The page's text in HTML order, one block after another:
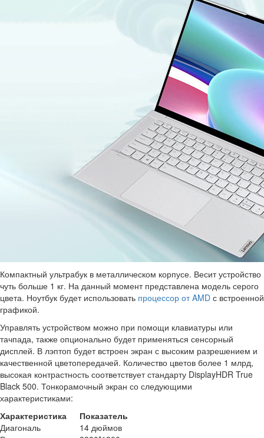
Компактный ультрабук в металлическом корпусе. Весит устройство
чуть больше 1 кг. На данный момент представлена модель серого
цвета. Ноутбук будет использовать процессор от AMD с встроенной
графикой.
Управлять устройством можно при помощи клавиатуры или
тачпада, также опционально будет применяться сенсорный
дисплей. В лэптоп будет встроен экран с высоким разрешением и
качественной цветопередачей. Количество цветов более 1 млрд,
высокая контрастность соответствует стандарту DisplayHDR True
Black 500. Тонкорамочный экран со следующими
характеристиками:
Характеристика
Показатель
Диагональ
14 дюймов